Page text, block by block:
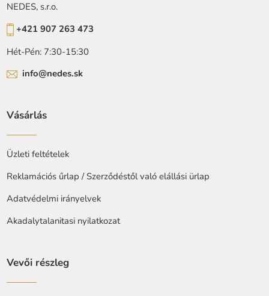
NEDES, s.r.o.
+421 907 263 473
Hét-Pén: 7:30-15:30
info@nedes.sk
Vásárlás
Üzleti feltételek
Reklamációs űrlap / Szerződéstől való elállási ürlap
Adatvédelmi irányelvek
Akadalytalanitasi nyilatkozat
Vevői részleg